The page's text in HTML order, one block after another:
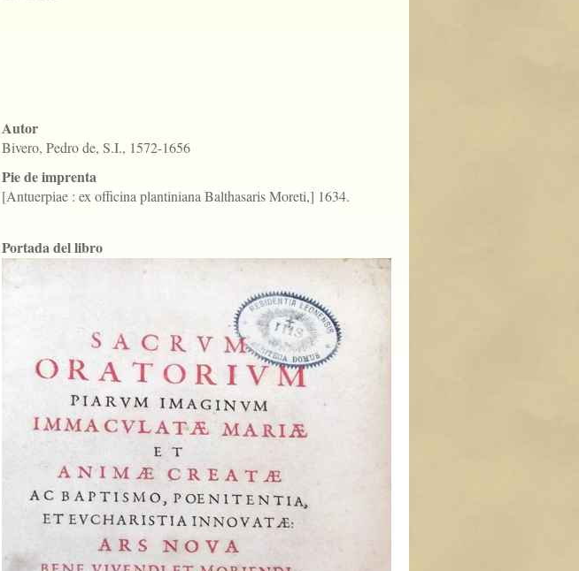
Autor
Bivero, Pedro de, S.I., 1572-1656
Pie de imprenta
[Antuerpiae : ex officina plantiniana Balthasaris Moreti,] 1634.
Portada del libro